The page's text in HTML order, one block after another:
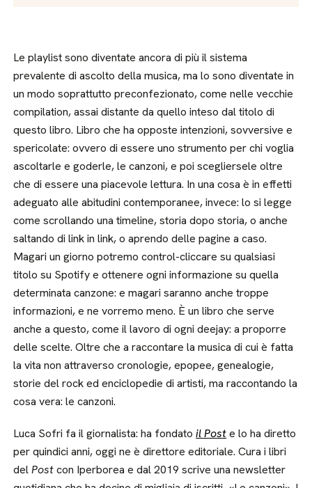
Le playlist sono diventate ancora di più il sistema
prevalente di ascolto della musica, ma lo sono diventate in
un modo soprattutto preconfezionato, come nelle vecchie
compilation, assai distante da quello inteso dal titolo di
questo libro. Libro che ha opposte intenzioni, sovversive e
spericolate: ovvero di essere uno strumento per chi voglia
ascoltarle e goderle, le canzoni, e poi scegliersele oltre
che di essere una piacevole lettura. In una cosa è in effetti
adeguato alle abitudini contemporanee, invece: lo si legge
come scrollando una timeline, storia dopo storia, o anche
saltando di link in link, o aprendo delle pagine a caso.
Magari un giorno potremo control-cliccare su qualsiasi
titolo su Spotify e ottenere ogni informazione su quella
determinata canzone: e magari saranno anche troppe
informazioni, e ne vorremo meno. È un libro che serve
anche a questo, come il lavoro di ogni deejay: a proporre
delle scelte. Oltre che a raccontare la musica di cui è fatta
la vita non attraverso cronologie, epopee, genealogie,
storie del rock ed enciclopedie di artisti, ma raccontando la
cosa vera: le canzoni.
Luca Sofri fa il giornalista: ha fondato il Poste lo ha diretto
per quindici anni, oggi ne è direttore editoriale. Cura i libri
delPostcon Iperborea e dal 2019 scrive una newsletter